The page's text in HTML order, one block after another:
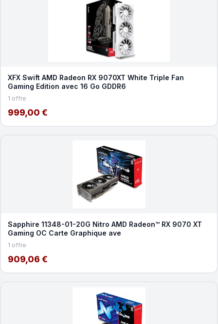
XFX Swift AMD Radeon RX 9070XT White Triple Fan
Gaming Edition avec 16 Go GDDR6
1 offre
999,00 €
Sapphire 11348-01-20G Nitro AMD Radeon™ RX 9070 XT
Gaming OC Carte Graphique ave
1 offre
909,06 €